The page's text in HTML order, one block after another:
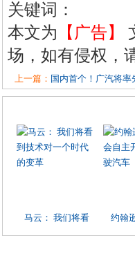
关键词：
本文为 【广告】
场，如有侵权，
上一篇： 国内首个！广汽将率
马云： 我们将看 约翰